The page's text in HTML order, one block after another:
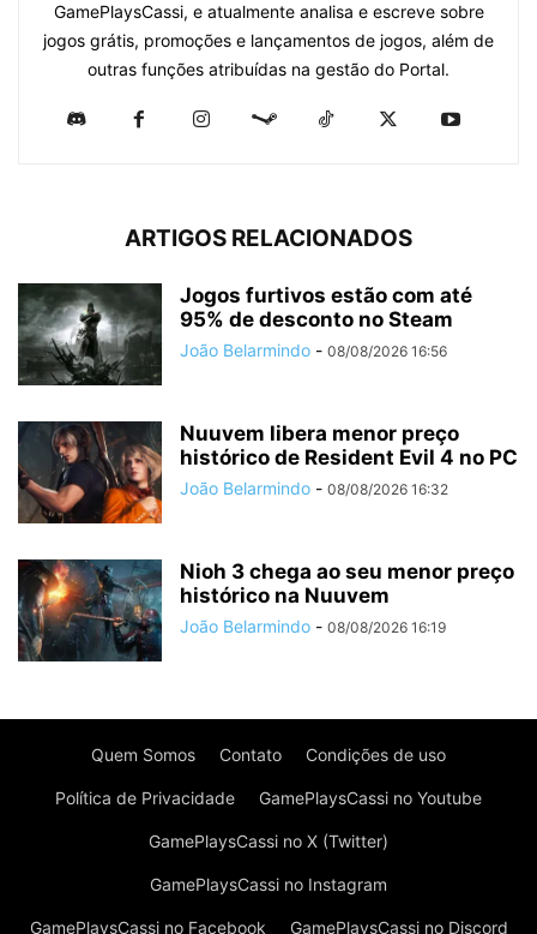
GamePlaysCassi, e atualmente analisa e escreve sobre
jogos grátis, promoções e lançamentos de jogos, além de
outras funções atribuídas na gestão do Portal.
ARTIGOS RELACIONADOS
Jogos furtivos estão com até
95% de desconto no Steam
João Belarmindo - 08/08/2026 16:56
Nuuvem libera menor preço
histórico de Resident Evil 4 no PC
João Belarmindo - 08/08/2026 16:32
Nioh 3 chega ao seu menor preço
histórico na Nuuvem
João Belarmindo - 08/08/2026 16:19
Quem Somos Contato Condições de uso
Política de Privacidade GamePlaysCassi no Youtube
GamePlaysCassi no X (Twitter)
GamePlaysCassi no Instagram
GamePlaysCassi no Facebook GamePlaysCassi no Discord